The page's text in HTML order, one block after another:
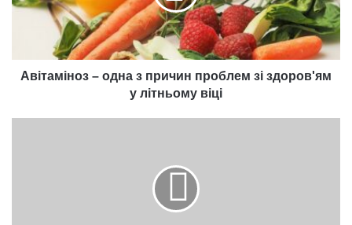
проблем
здоров'ям
у
літньому
Авітаміноз – одна з причин проблем зі здоров'ям
у літньому віці